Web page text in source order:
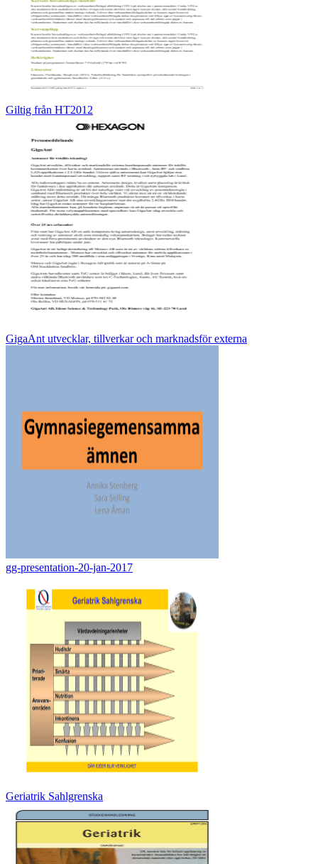
Giltig från HT2012
GigaAnt utvecklar, tillverkar och marknadsför externa
gg-presentation-20-jan-2017
Geriatrik Sahlgrenska